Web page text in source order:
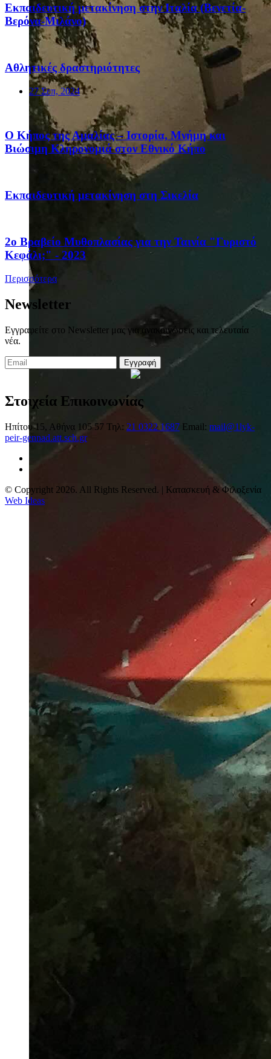
Eκπαιδευτική μετακίνηση στην Ιταλία (Βενετία-
Βερόνα-Μιλάνο)
Αθλητικές δραστηριότητες
27 Σεπ, 2024
Ο Κήπος της Αμαλίας – Ιστορία, Μνήμη και
Βιώσιμη Κληρονομιά στον Εθνικό Κήπο
Eκπαιδευτική μετακίνηση στη Σικελία
2ο Βραβείο Μυθοπλασίας για την Ταινία "Γυριστό
Κεφάλι;" - 2023
Περισσότερα
Newsletter
Εγγραφείτε στο Newsletter μας για ανακοινώσεις και τελευταία
νέα.
Εγγραφή
Στοιχεία Επικοινωνίας
Ηπίτου 15, Αθήνα 105 57 Τηλ: 21 0322 1687 Email: mail@1lyk-
peir-gennad.att.sch.gr
© Copyright 2026. All Rights Reserved. | Κατασκευή & Φιλοξενία
Web Ideas